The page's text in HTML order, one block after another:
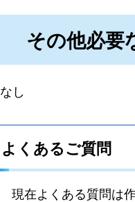
その他必要
なし
よくあるご質問
現在よくある質問は